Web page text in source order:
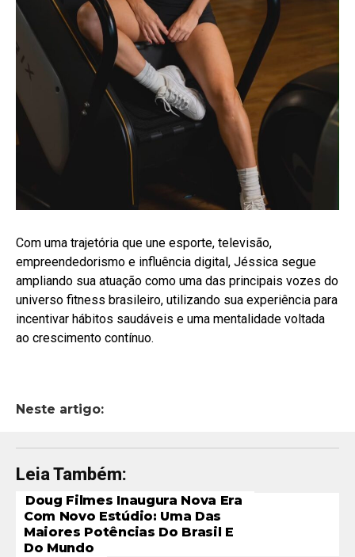
Com uma trajetória que une esporte, televisão,
empreendedorismo e influência digital, Jéssica segue
ampliando sua atuação como uma das principais vozes do
universo fitness brasileiro, utilizando sua experiência para
incentivar hábitos saudáveis e uma mentalidade voltada
ao crescimento contínuo.
Neste artigo:
Leia Também:
Doug Filmes Inaugura Nova Era
Com Novo Estúdio: Uma Das
Maiores Potências Do Brasil E
Do Mundo